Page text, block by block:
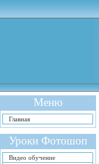
Меню
Главная
Уроки Фотошоп
Видео обучение